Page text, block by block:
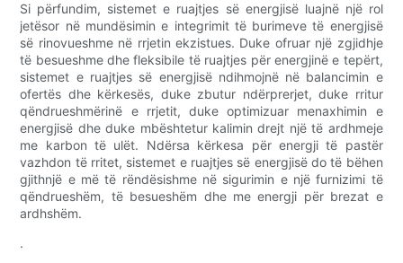
Si përfundim, sistemet e ruajtjes së energjisë luajnë një rol
jetësor në mundësimin e integrimit të burimeve të energjisë
së rinovueshme në rrjetin ekzistues. Duke ofruar një zgjidhje
të besueshme dhe fleksibile të ruajtjes për energjinë e tepërt,
sistemet e ruajtjes së energjisë ndihmojnë në balancimin e
ofertës dhe kërkesës, duke zbutur ndërprerjet, duke rritur
qëndrueshmërinë e rrjetit, duke optimizuar menaxhimin e
energjisë dhe duke mbështetur kalimin drejt një të ardhmeje
me karbon të ulët. Ndërsa kërkesa për energji të pastër
vazhdon të rritet, sistemet e ruajtjes së energjisë do të bëhen
gjithnjë e më të rëndësishme në sigurimin e një furnizimi të
qëndrueshëm, të besueshëm dhe me energji për brezat e
ardhshëm.
.